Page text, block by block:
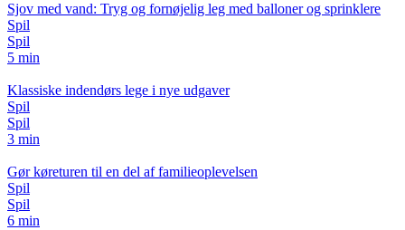
Sjov med vand: Tryg og fornøjelig leg med balloner og sprinklere
Spil
Spil
5 min
Klassiske indendørs lege i nye udgaver
Spil
Spil
3 min
Gør køreturen til en del af familieoplevelsen
Spil
Spil
6 min